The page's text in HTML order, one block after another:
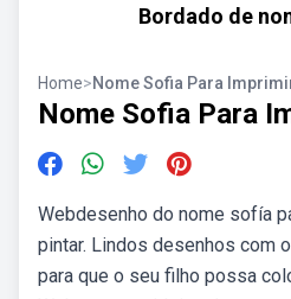
Bordado de
Home>Nome Sofia Para
Nome Sofia Para
Webdesenho do nome sofía
pintar. Lindos desenhos com
para que o seu filho possa